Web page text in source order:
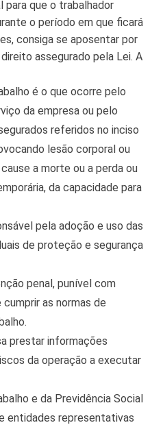
para que o trabalhador
o período em que ficará
consiga se aposentar por
assegurado pela Lei. A
é o que ocorre pelo
da empresa ou pelo
referidos no inciso
lesão corporal ou
a morte ou a perda ou
da capacidade para
pela adoção e uso das
de proteção e segurança
penal, punível com
as normas de
prestar informações
da operação a executar
e da Previdência Social
entidades representativas